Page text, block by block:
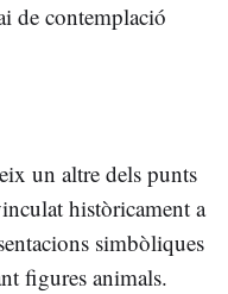
de contemplació
un altre dels punts
històricament a
simbòliques
figures animals.